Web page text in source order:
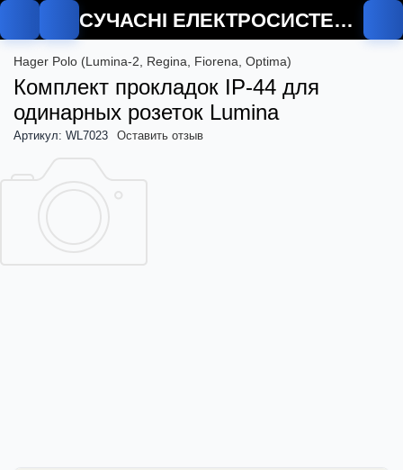
СУЧАСНІ ЕЛЕКТРОСИСТЕМИ
Hager Polo (Lumina-2, Regina, Fiorena, Optima)
Комплект прокладок IP-44 для
одинарных розеток Lumina
Артикул: WL7023 Оставить отзыв